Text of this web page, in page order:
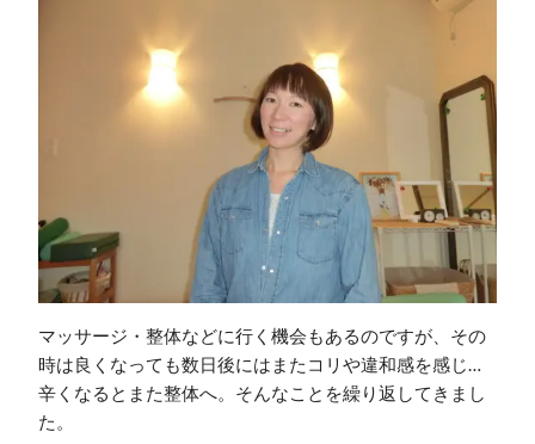
マッサージ・整体などに行く機会もあるのですが、その
時は良くなっても数日後にはまたコリや違和感を感じ…
辛くなるとまた整体へ。そんなことを繰り返してきまし
た。